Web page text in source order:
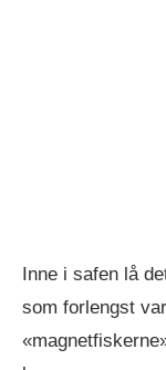
Inne i safen lå
som forlengst